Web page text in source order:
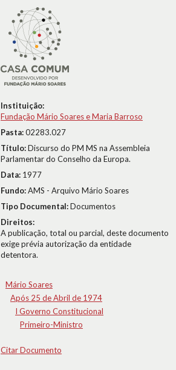
Instituição:
Fundação Mário Soares e Maria Barroso
Pasta:02283.027
Título:Discurso do PM MS na Assembleia
Parlamentar do Conselho da Europa.
Data: 1977
Fundo:AMS - Arquivo Mário Soares
Tipo Documental:Documentos
Direitos:
A publicação, total ou parcial, deste documento
exige prévia autorização da entidade
detentora.
Mário Soares
Após 25 de Abril de 1974
I Governo Constitucional
Primeiro-Ministro
Citar Documento